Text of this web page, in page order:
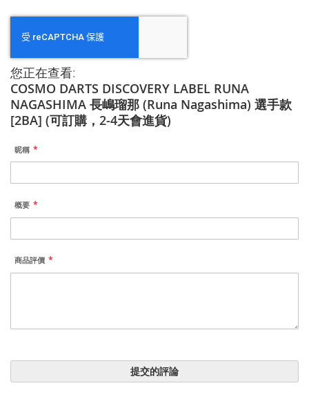
您正在查看:
COSMO DARTS DISCOVERY LABEL RUNA
NAGASHIMA 長嶋瑠那 (Runa Nagashima) 選手款
[2BA] (可訂購，2-4天會進貨)
昵稱
概要
商品評價
提交的評論